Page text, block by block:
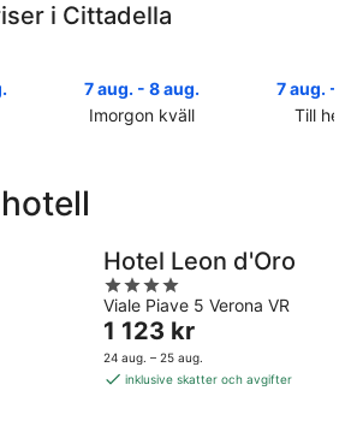
i Cittadella
7 aug. - 8 aug.
Imorgon kväll
i
Cittadella
imorgon
natt,
aug.
7 aug. - 9
Till
helgen,
aug.
aug.
Hotel Leon d'Oro
4
out
of
5
Viale Piave 5 Verona VR
Priset
är
1 123 kr
1 123 kr
24 aug. – 25 aug.
inklusive skatter och avgifter